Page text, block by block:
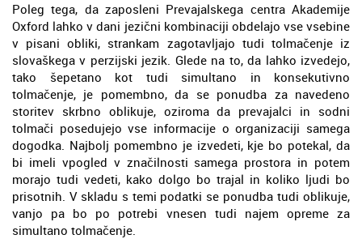
Poleg tega, da zaposleni Prevajalskega centra Akademije
Oxford lahko v dani jezični kombinaciji obdelajo vse vsebine
v pisani obliki, strankam zagotavljajo tudi tolmačenje iz
slovaškega v perzijski jezik. Glede na to, da lahko izvedejo,
tako šepetano kot tudi simultano in konsekutivno
tolmačenje, je pomembno, da se ponudba za navedeno
storitev skrbno oblikuje, oziroma da prevajalci in sodni
tolmači posedujejo vse informacije o organizaciji samega
dogodka. Najbolj pomembno je izvedeti, kje bo potekal, da
bi imeli vpogled v značilnosti samega prostora in potem
morajo tudi vedeti, kako dolgo bo trajal in koliko ljudi bo
prisotnih. V skladu s temi podatki se ponudba tudi oblikuje,
vanjo pa bo po potrebi vnesen tudi najem opreme za
simultano tolmačenje.